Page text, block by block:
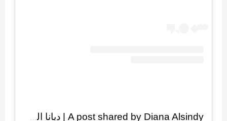
A post shared by Diana Alsindy | ديانا السندي (@thearabianstargazer)